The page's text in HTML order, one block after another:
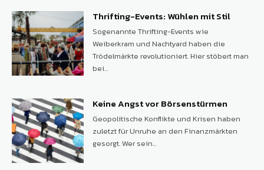
Thrifting-Events: Wühlen mit Stil
Sogenannte Thrifting-Events wie
Weiberkram und Nachtyard haben die
Trödelmärkte revolutioniert. Hier stöbert man
bei...
Keine Angst vor Börsenstürmen
Geopolitische Konflikte und Krisen haben
zuletzt für Unruhe an den Finanzmärkten
gesorgt. Wer sein...